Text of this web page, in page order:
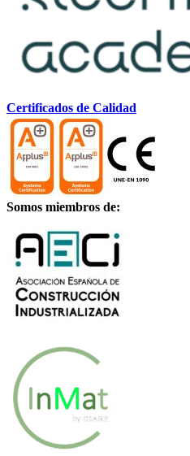
Certificados de Calidad
Somos miembros de: